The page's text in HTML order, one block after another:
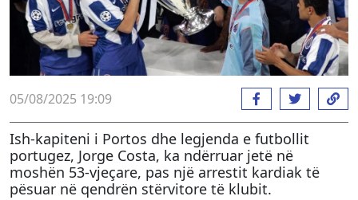
05/08/2025 19:09
Ish-kapiteni i Portos dhe legjenda e futbollit
portugez, Jorge Costa, ka ndërruar jetë në
moshën 53-vjeçare, pas një arrestit kardiak të
pësuar në qendrën stërvitore të klubit.